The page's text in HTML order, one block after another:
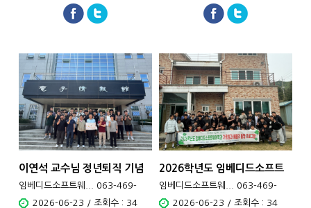
이연석 교수님 정년퇴직 기념
식
임베디드소프트웨... 063-469-
47012026-06-23 / 조회수 : 34
2026학년도 임베디드소프트
웨어학과 가르침과 배움의 동
행 프로그램
임베디드소프트웨... 063-469-
47012026-06-23 / 조회수 : 34